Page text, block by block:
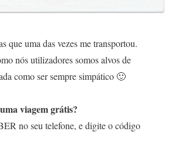
que uma das vezes me transportou.
nós utilizadores somos alvos de
como ser sempre simpático 🙂
viagem grátis?
no seu telefone, e digite o código